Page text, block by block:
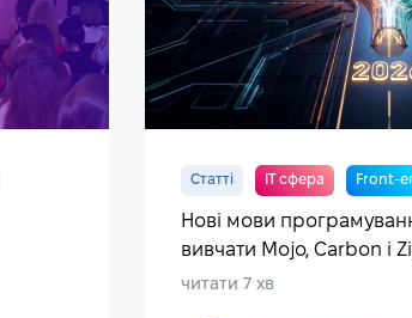
Статті IT сфера Front-
Нові мови
вивчати Mojo, Carbon і
читати 7 хв